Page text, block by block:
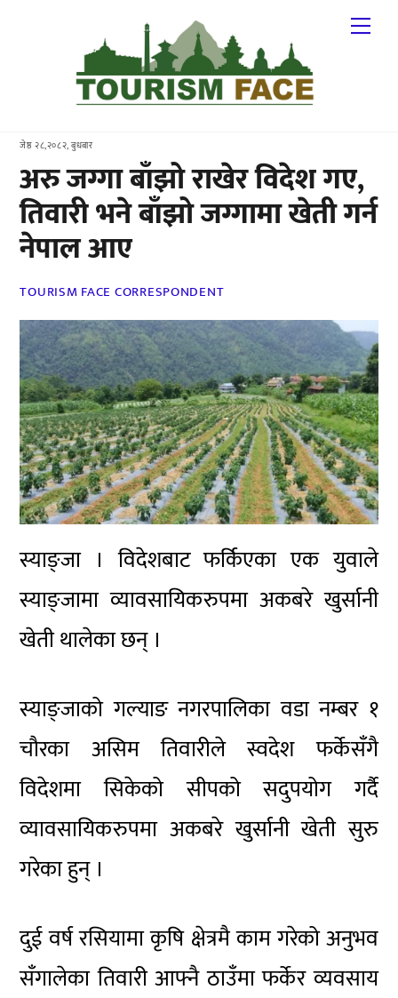
जेष्ठ २८,२०८२, बुधबार
अरु जग्गा बाँझो राखेर विदेश गए,
तिवारी भने बाँझो जग्गामा खेती गर्न
नेपाल आए
TOURISM FACE CORRESPONDENT
स्याङ्जा । विदेशबाट फर्किएका एक युवाले
स्याङ्जामा व्यावसायिकरुपमा अकबरे खुर्सानी
खेती थालेका छन् ।
स्याङ्जाको गल्याङ नगरपालिका वडा नम्बर १
चौरका असिम तिवारीले स्वदेश फर्केसँगै
विदेशमा सिकेको सीपको सदुपयोग गर्दै
व्यावसायिकरुपमा अकबरे खुर्सानी खेती सुरु
गरेका हुन् ।
दुई वर्ष रसियामा कृषि क्षेत्रमै काम गरेको अनुभव
सँगालेका तिवारी आफ्नै ठाउँमा फर्केर व्यवसाय